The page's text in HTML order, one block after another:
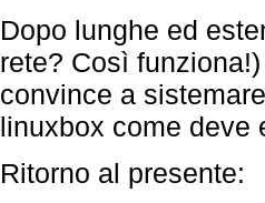
Dopo lunghe ed
rete? Così
convince a
linuxbox come deve
Ritorno al presente: